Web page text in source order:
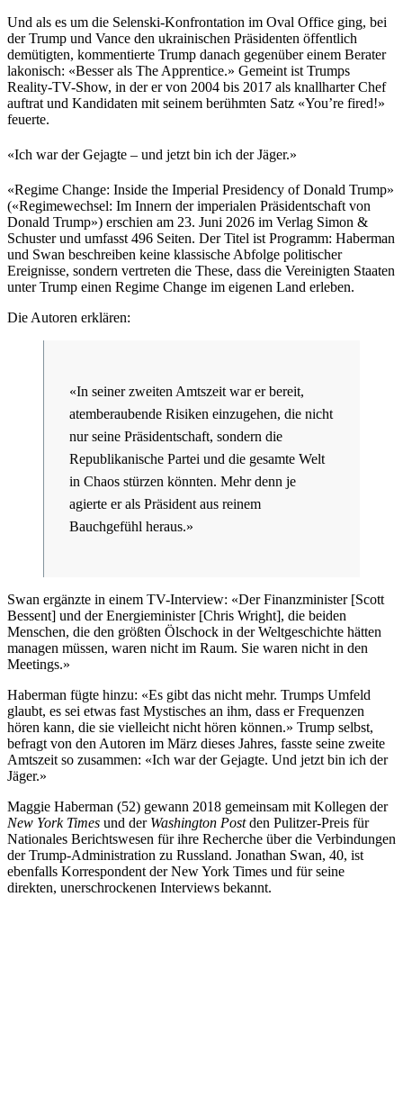
Und als es um die Selenski-Konfrontation im Oval Office ging, bei
der Trump und Vance den ukrainischen Präsidenten öffentlich
demütigten, kommentierte Trump danach gegenüber einem Berater
lakonisch: «Besser als The Apprentice.» Gemeint ist Trumps
Reality-TV-Show, in der er von 2004 bis 2017 als knallharter Chef
auftrat und Kandidaten mit seinem berühmten Satz «You’re fired!»
feuerte.
«Ich war der Gejagte – und jetzt bin ich der Jäger.»
«Regime Change: Inside the Imperial Presidency of Donald Trump»
(«Regimewechsel: Im Innern der imperialen Präsidentschaft von
Donald Trump») erschien am 23. Juni 2026 im Verlag Simon &
Schuster und umfasst 496 Seiten. Der Titel ist Programm: Haberman
und Swan beschreiben keine klassische Abfolge politischer
Ereignisse, sondern vertreten die These, dass die Vereinigten Staaten
unter Trump einen Regime Change im eigenen Land erleben.
Die Autoren erklären:
«In seiner zweiten Amtszeit war er bereit,
atemberaubende Risiken einzugehen, die nicht
nur seine Präsidentschaft, sondern die
Republikanische Partei und die gesamte Welt
in Chaos stürzen könnten. Mehr denn je
agierte er als Präsident aus reinem
Bauchgefühl heraus.»
Swan ergänzte in einem TV-Interview: «Der Finanzminister [Scott
Bessent] und der Energieminister [Chris Wright], die beiden
Menschen, die den größten Ölschock in der Weltgeschichte hätten
managen müssen, waren nicht im Raum. Sie waren nicht in den
Meetings.»
Haberman fügte hinzu: «Es gibt das nicht mehr. Trumps Umfeld
glaubt, es sei etwas fast Mystisches an ihm, dass er Frequenzen
hören kann, die sie vielleicht nicht hören können.» Trump selbst,
befragt von den Autoren im März dieses Jahres, fasste seine zweite
Amtszeit so zusammen: «Ich war der Gejagte. Und jetzt bin ich der
Jäger.»
Maggie Haberman (52) gewann 2018 gemeinsam mit Kollegen der
New York Times und der Washington Postden Pulitzer-Preis für
Nationales Berichtswesen für ihre Recherche über die Verbindungen
der Trump-Administration zu Russland. Jonathan Swan, 40, ist
ebenfalls Korrespondent der New York Times und für seine
direkten, unerschrockenen Interviews bekannt.